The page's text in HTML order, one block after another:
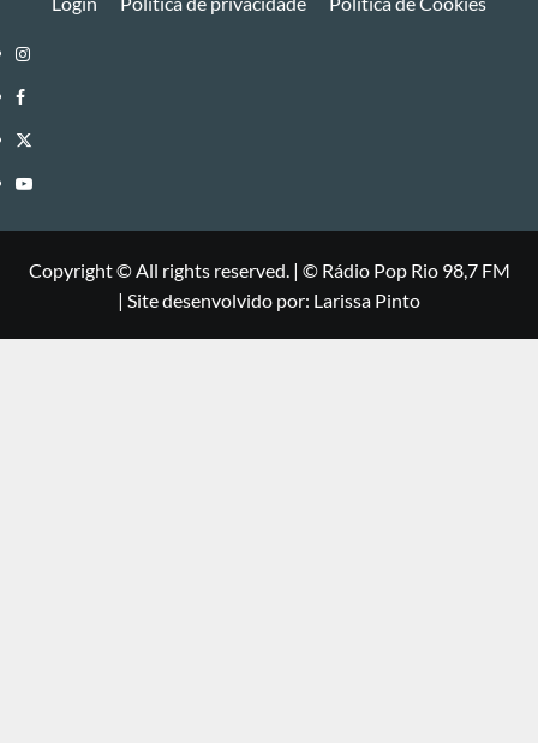
Instagram
Facebook
Twitter
Youtube
Copyright © All rights reserved. | ©Rádio Pop Rio 98,7 FM
| Site desenvolvido por: Larissa Pinto